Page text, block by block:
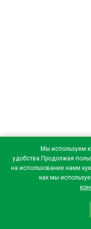
Мы используем
удобства.Продолжая
на использование нами
как мы